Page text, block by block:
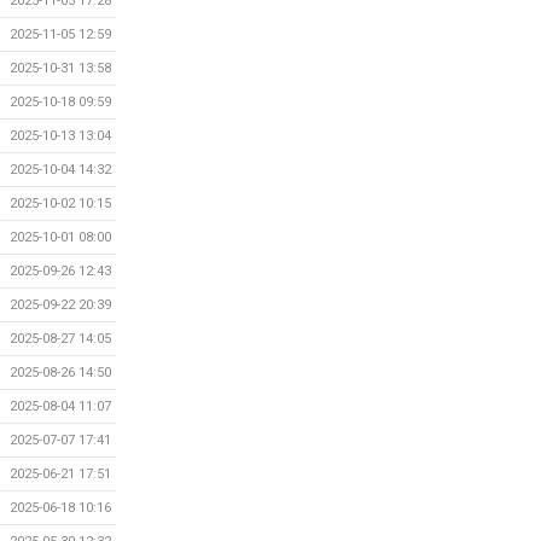
2025-11-05 12:59
2025-10-31 13:58
2025-10-18 09:59
2025-10-13 13:04
2025-10-04 14:32
2025-10-02 10:15
2025-10-01 08:00
2025-09-26 12:43
2025-09-22 20:39
2025-08-27 14:05
2025-08-26 14:50
2025-08-04 11:07
2025-07-07 17:41
2025-06-21 17:51
2025-06-18 10:16